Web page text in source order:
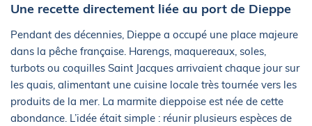
Une recette directement liée au port de Dieppe
Pendant des décennies, Dieppe a occupé une place majeure
dans la pêche française. Harengs, maquereaux, soles,
turbots ou coquilles Saint Jacques arrivaient chaque jour sur
les quais, alimentant une cuisine locale très tournée vers les
produits de la mer. La marmite dieppoise est née de cette
abondance. L’idée était simple : réunir plusieurs espèces de